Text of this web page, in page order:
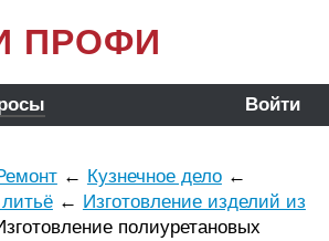
ПРОФИ
Войти
← Кузнечное дело←
← Изготовление изделий из
полиуретановых